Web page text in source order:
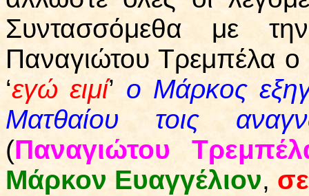
Συντασσόμεθα με
Παναγιώτου Τρεμπέλα ο
‘εγώ ειμί’ ο Μάρκος
Ματθαίου τοις
(Παναγιώτου
Μάρκον Ευαγγέλιον,